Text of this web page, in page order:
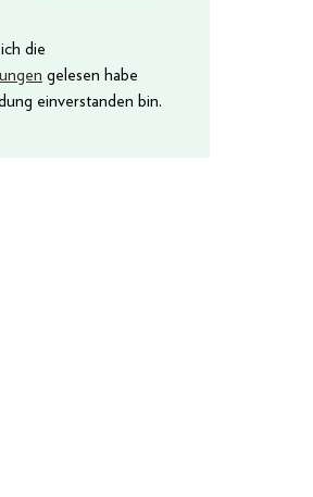
die
gelesen habe
einverstanden bin.